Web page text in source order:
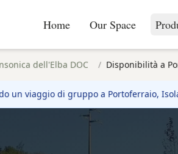
Home Our Space
dell'Elba DOC / Disponibilità a
un viaggio di gruppo a Portoferraio,